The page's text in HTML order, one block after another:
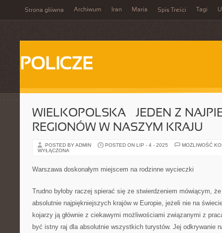
Strona główna Archiwum Iran Maria Spis Treści Tagi
POLICZE
WIELKOPOLSKA – JEDEN Z
REGIONÓW W NASZYM KRAJU
POSTED BY ADMIN POSTED ON LIP - 4 - 2025
MOŻLIWOŚĆ
WYŁĄCZONA
Warszawa doskonałym miejscem na rodzinne wycieczki
Trudno byłoby raczej spierać się ze stwierdzeniem mówiącym,
absolutnie najpiękniejszych krajów w Europie, jeżeli nie na
kojarzy ją głównie z ciekawymi możliwościami związanymi z
być istny raj dla absolutnie wszystkich turystów. Jej odkrywanie